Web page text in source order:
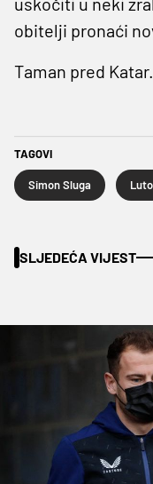
obitelji pronaći
Taman pred Katar.
TAGOVI
Simon Sluga
SLJEDEĆA VIJEST